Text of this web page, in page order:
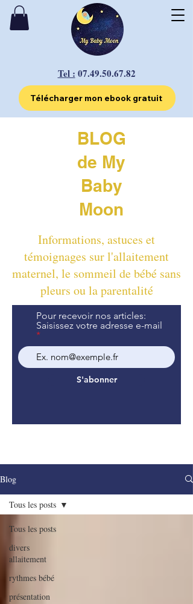
Tel : 07.49.50.67.82
Télécharger mon ebook gratuit
BLOG
de My
Baby
Moon
Informations, astuces et
témoignages sur l'allaitement
maternel, le sommeil de bébé sans
pleurs ou la parentalité
Pour recevoir nos articles:
Saisissez votre adresse e-mail
S'abonner
Blog
Tous les posts
divers
allaitement
rythmes bébé
présentation
Tous les posts